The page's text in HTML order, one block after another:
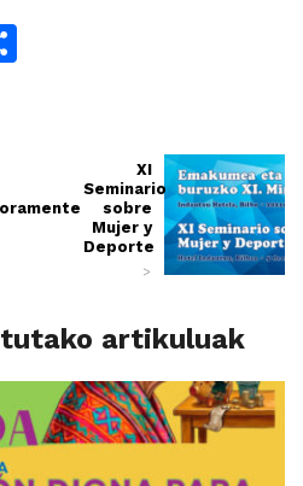
XI
Seminario
sobre
Mujer y
Deporte
>
artikuluak